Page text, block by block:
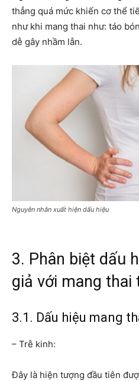
thẳng quá mức khiến cơ thể
như khi mang thai như: táo
dễ gây nhầm lẫn.
Nguyên nhân xuất hiện dấu hiệu
3. Phân biệt dấu
giả với mang thai
3.1. Dấu hiệu mang
– Trễ kinh:
Đây là hiện tượng đầu tiên